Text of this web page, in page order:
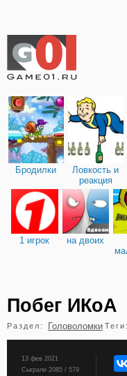
Бродилки
Ловкость и
реакция
1 игрок на двоих
бильярд карты
Побег ИКоА
Раздел: Головоломки Теги:
13 фев 2021
Сыграли 2085 / 579